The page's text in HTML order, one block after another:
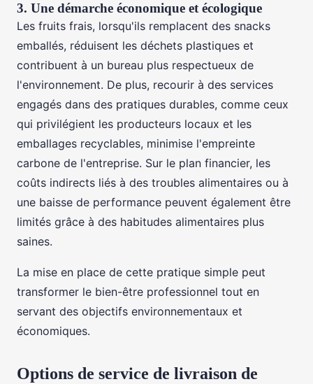
3. Une démarche économique et écologique
Les fruits frais, lorsqu'ils remplacent des snacks
emballés, réduisent les déchets plastiques et
contribuent à un bureau plus respectueux de
l'environnement. De plus, recourir à des services
engagés dans des pratiques durables, comme ceux
qui privilégient les producteurs locaux et les
emballages recyclables, minimise l'empreinte
carbone de l'entreprise. Sur le plan financier, les
coûts indirects liés à des troubles alimentaires ou à
une baisse de performance peuvent également être
limités grâce à des habitudes alimentaires plus
saines.
La mise en place de cette pratique simple peut
transformer le bien-être professionnel tout en
servant des objectifs environnementaux et
économiques.
Options de service de livraison de